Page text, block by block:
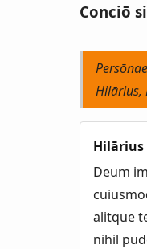
Conciō
Hilārius,
Hilārius
Deum
alitque
nihil